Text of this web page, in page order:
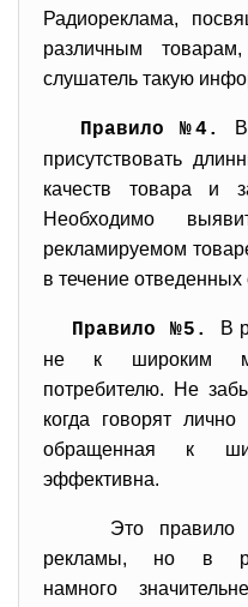
Радиореклама,
различным
слушатель такую
Правило №4.
присутствовать
качеств товара и
Необходимо
рекламируемом
в течение отведенных
Правило №5.
В
не к широким
потребителю. Не
когда говорят
обращенная к
эффективна.
Это правило
рекламы, но в
намного